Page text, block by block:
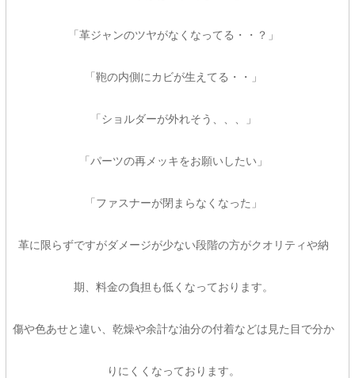
「革ジャンのツヤがなくなってる・・？」
「鞄の内側にカビが生えてる・・」
「ショルダーが外れそう、、、」
「パーツの再メッキをお願いしたい」
「ファスナーが閉まらなくなった」
革に限らずですがダメージが少ない段階の方がクオリティや納
期、料金の負担も低くなっております。
傷や色あせと違い、乾燥や余計な油分の付着などは見た目で分か
りにくくなっております。